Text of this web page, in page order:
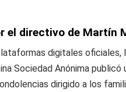
el directivo de Martín
digitales oficiales,
Sociedad Anónima publicó
dirigido a los